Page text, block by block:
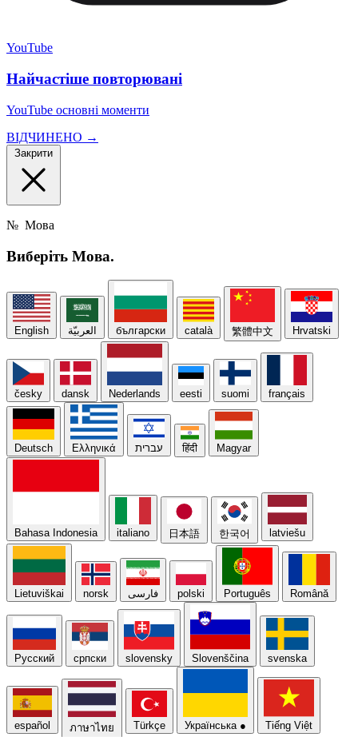
YouTube
Найчастіше повторювані
YouTube основні моменти
ВІДЧИНЕНО →
Закрити
№ Мова
Виберіть Мова.
English العربيّة български català 繁體中文 Hrvatski
česky dansk Nederlands eesti suomi français
Deutsch Ελληνικά עברית हिंदी Magyar
Bahasa Indonesia italiano 日本語 한국어 latviešu
Lietuviškai norsk فارسی polski Português Română
Русский српски slovensky Slovenščina svenska
español ภาษาไทย Türkçe Українська ● Tiếng Việt